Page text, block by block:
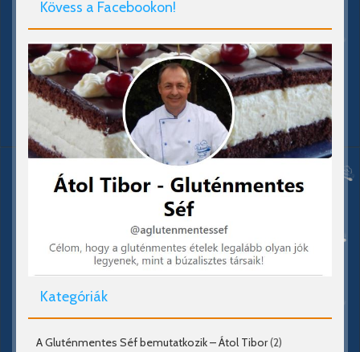
Kövess a Facebookon!
Kategóriák
A Gluténmentes Séf bemutatkozik – Átol Tibor(2)